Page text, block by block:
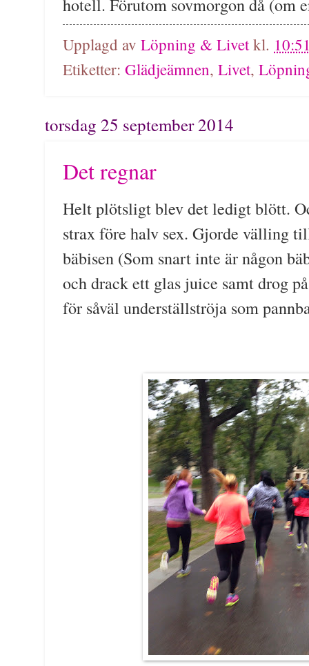
hotell. Förutom sovmorgon då (om
Upplagd av Löpning & Livet kl.
Etiketter: Glädjeämnen, Livet,
torsdag 25 september 2014
Det regnar
Helt plötsligt blev det ledigt blött.
strax före halv sex. Gjorde välling
bäbisen (Som snart inte är någon
och drack ett glas juice samt drog
för såväl underställströja som